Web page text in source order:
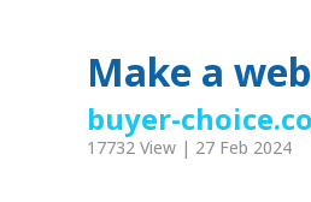
Make a
buyer-
17732 View | 27 Feb 2024